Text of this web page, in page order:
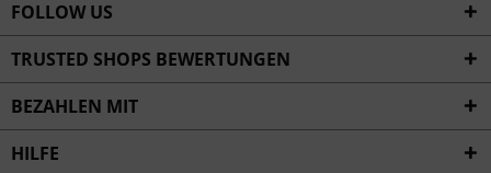
FOLLOW US
TRUSTED SHOPS BEWERTUNGEN
BEZAHLEN MIT
HILFE